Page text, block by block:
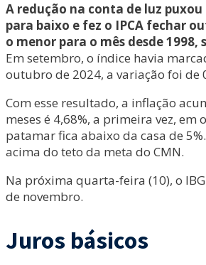
A redução na conta de luz
para baixo e fez o IPCA fechar
o menor para o mês desde 1998,
Em setembro, o índice havia
outubro de 2024, a variação foi de
Com esse resultado, a inflação
meses é 4,68%, a primeira vez, em
patamar fica abaixo da casa de
acima do teto da meta do CMN.
Na próxima quarta-feira (10), o
de novembro.
Juros básicos